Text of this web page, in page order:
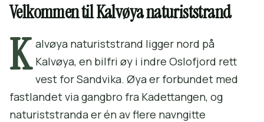
Velkommen til Kalvøya naturiststrand
K alvøya naturiststrand ligger nord på
Kalvøya, en bilfri øy i indre Oslofjord rett
vest for Sandvika. Øya er forbundet med
fastlandet via gangbro fra Kadettangen, og
naturiststranda er én av flere navngitte